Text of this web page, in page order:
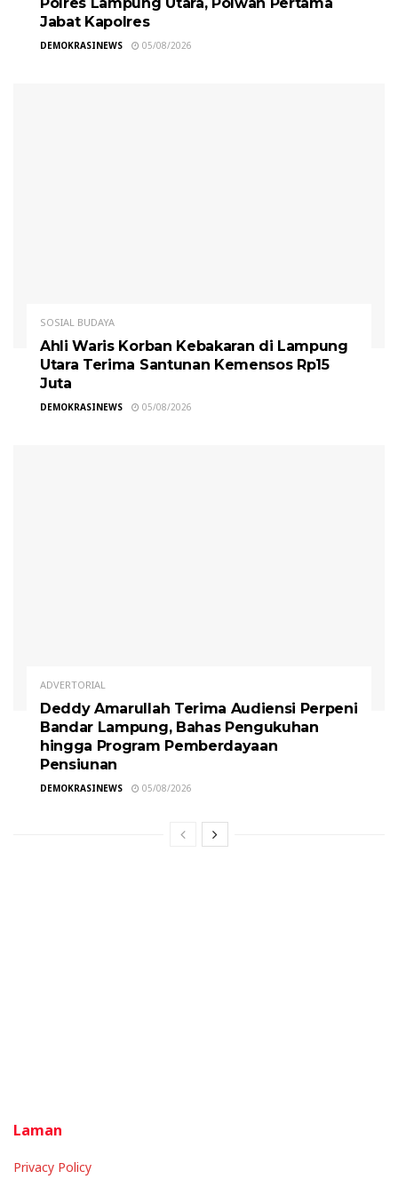
Jabat Kapolres
DEMOKRASINEWS 05/08/2026
SOSIAL BUDAYA
Ahli Waris Korban Kebakaran di Lampung
Utara Terima Santunan Kemensos Rp15
Juta
DEMOKRASINEWS 05/08/2026
ADVERTORIAL
Deddy Amarullah Terima Audiensi Perpeni
Bandar Lampung, Bahas Pengukuhan
hingga Program Pemberdayaan
Pensiunan
DEMOKRASINEWS 05/08/2026
Laman
Privacy Policy